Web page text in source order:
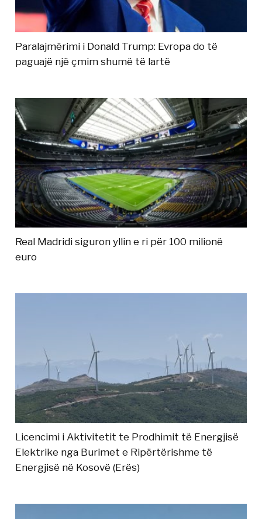
Paralajmërimi i Donald Trump: Evropa do të
paguajë një çmim shumë të lartë
Real Madridi siguron yllin e ri për 100 milionë
euro
Licencimi i Aktivitetit te Prodhimit të Energjisë
Elektrike nga Burimet e Ripërtërishme të
Energjisë në Kosovë (Erës)